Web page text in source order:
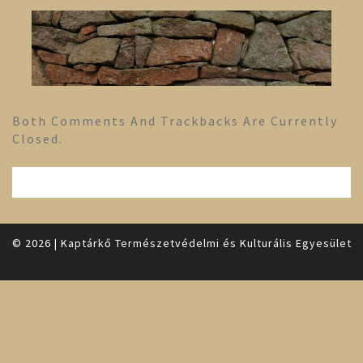
Both Comments And Trackbacks Are Currently
Closed.
© 2026 | Kaptárkő Természetvédelmi és Kulturális Egyesület